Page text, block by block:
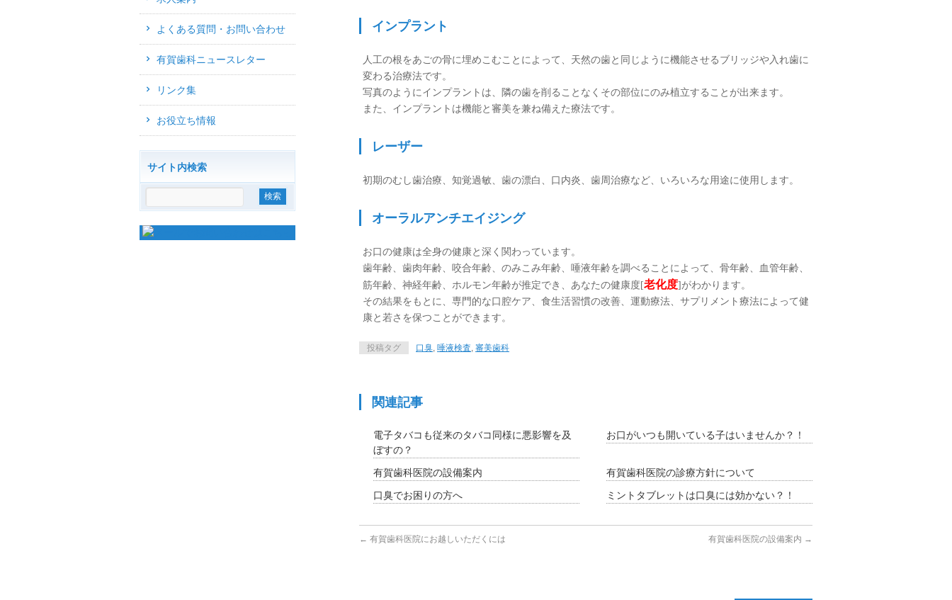
インプラント
人工の根をあごの骨に埋めこむことによって、天然の歯と同じように機能させるブリッジや入れ歯に
変わる治療法です。
写真のようにインプラントは、隣の歯を削ることなくその部位にのみ植立することが出来ます。
また、インプラントは機能と審美を兼ね備えた療法です。
レーザー
初期のむし歯治療、知覚過敏、歯の漂白、口内炎、歯周治療など、いろいろな用途に使用します。
オーラルアンチエイジング
お口の健康は全身の健康と深く関わっています。
歯年齢、歯肉年齢、咬合年齢、のみこみ年齢、唾液年齢を調べることによって、骨年齢、血管年齢、
筋年齢、神経年齢、ホルモン年齢が推定でき、あなたの健康度[老化度]がわかります。
その結果をもとに、専門的な口腔ケア、食生活習慣の改善、運動療法、サプリメント療法によって健
康と若さを保つことができます。
投稿タグ 口臭, 唾液検査, 審美歯科
関連記事
電子タバコも従来のタバコ同様に悪影響を及
ぼすの？
お口がいつも開いている子はいませんか？！
有賀歯科医院の設備案内
有賀歯科医院の診療方針について
口臭でお困りの方へ
ミントタブレットは口臭には効かない？！
← 有賀歯科医院にお越しいただくには 有賀歯科医院の設備案内 →
よくある質問・お問い合わせ
有賀歯科ニュースレター
リンク集
お役立ち情報
サイト内検索